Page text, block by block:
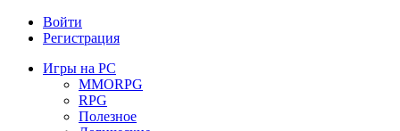
Войти
Регистрация
Игры на PC
MMORPG
RPG
Полезное